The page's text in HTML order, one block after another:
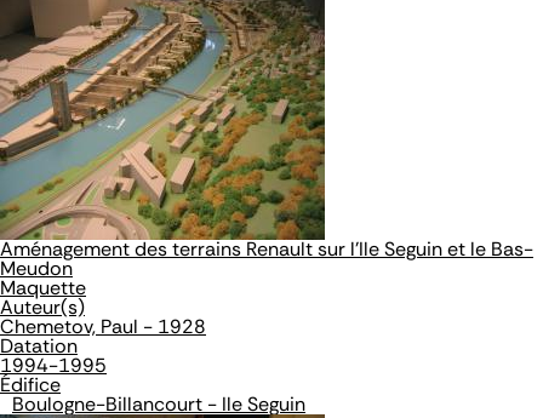
Aménagement des terrains Renault sur l'Ile Seguin et le Bas-
Meudon
Maquette
Auteur(s)
Chemetov, Paul - 1928
Datation
1994-1995
Édifice
Boulogne-Billancourt - Ile Seguin